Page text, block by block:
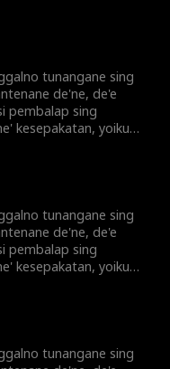
nek
nganggu selama iki
bapa'e Viola.
sing godo
Opo Viola
sing akeh kekangan
tunangane sing
de'ne, de'e
pembalap sing
kesepakatan, yoiku
nek
nganggu selama iki
bapa'e Viola.
sing godo
Opo Viola
sing akeh kekangan
tunangane sing
de'ne, de'e
pembalap sing
kesepakatan, yoiku
nek
nganggu selama iki
bapa'e Viola.
tunangane sing